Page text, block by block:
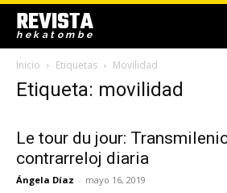
REVISTA
hekatombe
Inicio Etiquetas Movilidad
Etiqueta: movilidad
Le tour du jour:
contrarreloj diaria
Ángela Díaz - mayo 16, 2019